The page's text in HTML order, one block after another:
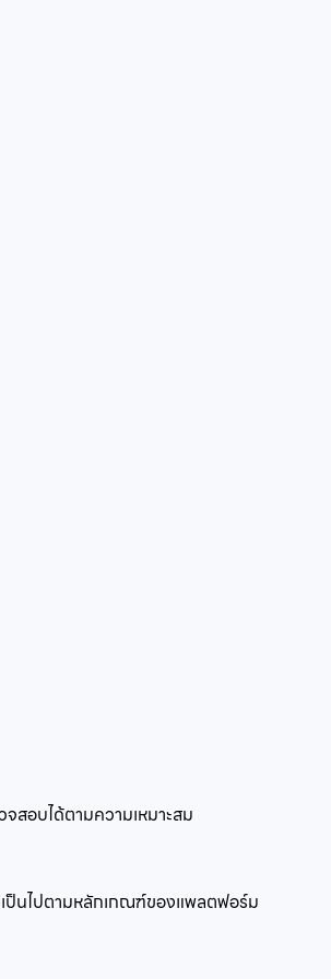
จสอบได้ตามความเหมาะสม
เป็นไปตามหลักเกณฑ์ของแพลตฟอร์ม